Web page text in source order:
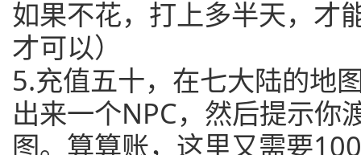
如果不花，打上多半天，才
才可以）
5.充值五十，在七大陆的地
出来一个NPC，然后提示你
图。算算账，这里又需要